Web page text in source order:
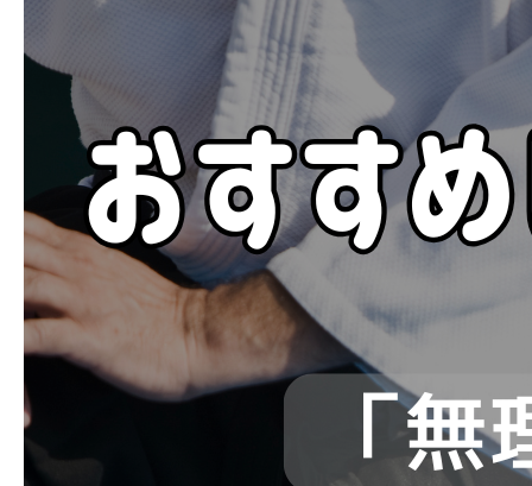
よくあるご質問
合気道って何？
佐賀合気会の特長
稽古時間と料金
よくあるご質問
お問い合わせ 見学・体験